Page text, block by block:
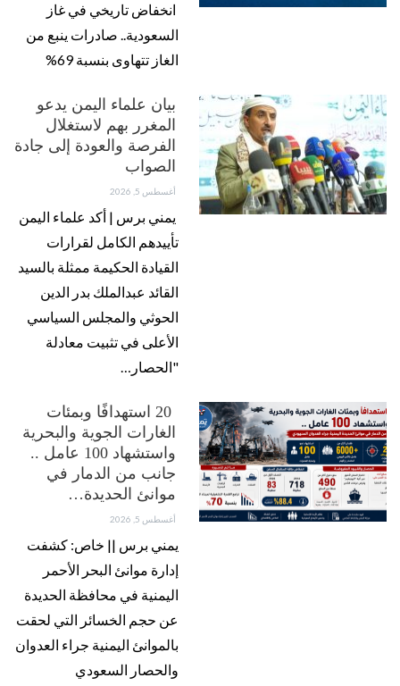
انخفاض تاريخي في غاز
السعودية.. صادرات ينبع من
الغاز تتهاوى بنسبة 69%
بيان علماء اليمن يدعو
المغرر بهم لاستغلال
الفرصة والعودة إلى جادة
الصواب
أغسطس 5, 2026
يمني برس | أكد علماء اليمن
تأييدهم الكامل لقرارات
القيادة الحكيمة ممثلة بالسيد
القائد عبدالملك بدر الدين
الحوثي والمجلس السياسي
الأعلى في تثبيت معادلة
"الحصار…
20 استهدافًا وبمئات
الغارات الجوية والبحرية
واستشهاد 100 عامل ..
جانب من الدمار في
موانئ الحديدة…
أغسطس 5, 2026
يمني برس || خاص: كشفت
إدارة موانئ البحر الأحمر
اليمنية في محافظة الحديدة
عن حجم الخسائر التي لحقت
بالموانئ اليمنية جراء العدوان
والحصار السعودي